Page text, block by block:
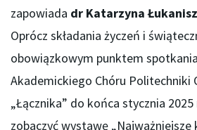
zapowiada dr Katarzyna
Oprócz składania życzeń i
obowiązkowym punktem
Akademickiego Chóru Politechniki
„Łącznika” do końca stycznia
zobaczyć wystawę „Najważniejsze